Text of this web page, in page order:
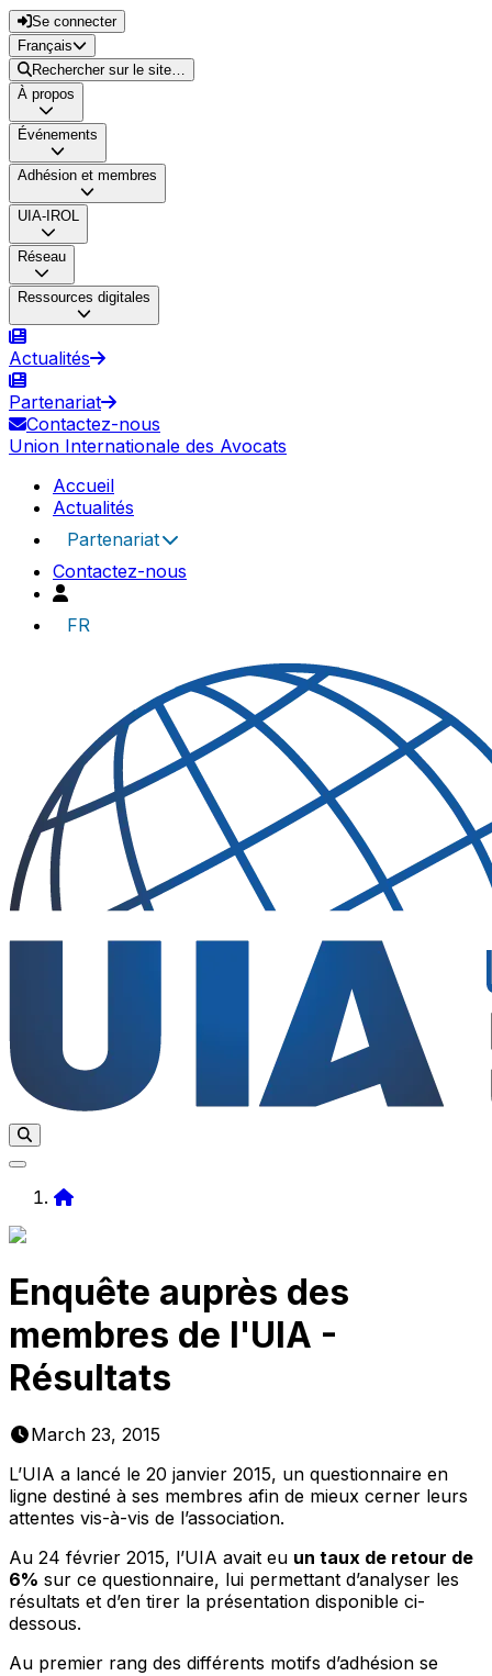
Se connecter
Français
Rechercher sur le site…
À propos
Événements
Adhésion et membres
UIA-IROL
Réseau
Ressources digitales
Actualités
Partenariat
Contactez-nous
Union Internationale des Avocats
Accueil
Actualités
Partenariat
Contactez-nous
FR
Enquête auprès des
membres de l'UIA -
Résultats
March 23, 2015
L’UIA a lancé le 20 janvier 2015, un questionnaire en
ligne destiné à ses membres afin de mieux cerner leurs
attentes vis-à-vis de l’association.
Au 24 février 2015, l’UIA avait eu un taux de retour de
6% sur ce questionnaire, lui permettant d’analyser les
résultats et d’en tirer la présentation disponible ci-
dessous.
Au premier rang des différents motifs d’adhésion se